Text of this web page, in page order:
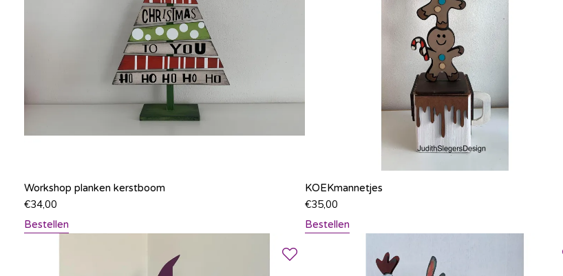
Workshop planken kerstboom
€34,00
Bestellen
KOEKmannetjes
€35,00
Bestellen